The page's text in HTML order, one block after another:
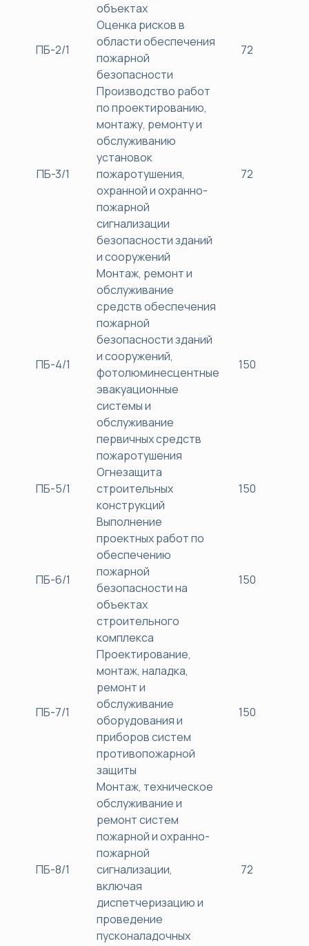
объектах
ПБ-2/1
Оценка рисков в
области обеспечения
пожарной
безопасности
72
ПБ-3/1
Производство работ
по проектированию,
монтажу, ремонту и
обслуживанию
установок
пожаротушения,
охранной и охранно-
пожарной
сигнализации
безопасности зданий
и сооружений
72
ПБ-4/1
Монтаж, ремонт и
обслуживание
средств обеспечения
пожарной
безопасности зданий
и сооружений,
фотолюминесцентные
эвакуационные
системы и
обслуживание
первичных средств
пожаротушения
150
ПБ-5/1
Огнезащита
строительных
конструкций
150
ПБ-6/1
Выполнение
проектных работ по
обеспечению
пожарной
безопасности на
объектах
строительного
комплекса
150
ПБ-7/1
Проектирование,
монтаж, наладка,
ремонт и
обслуживание
оборудования и
приборов систем
противопожарной
защиты
150
ПБ-8/1
Монтаж, техническое
обслуживание и
ремонт систем
пожарной и охранно-
пожарной
сигнализации,
включая
диспетчеризацию и
проведение
пусконаладочных
72